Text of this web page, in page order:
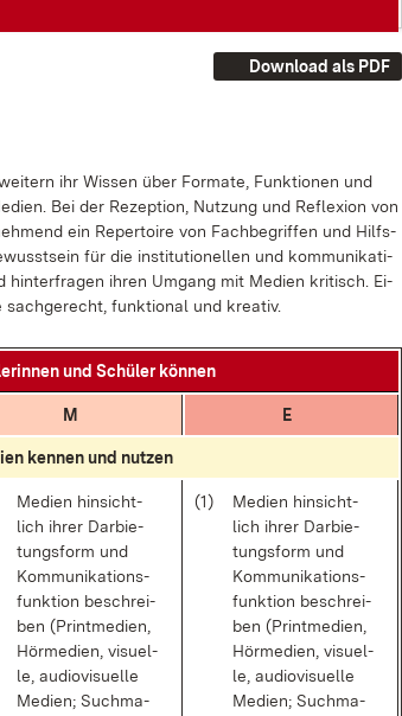
Download als PDF
ihr Wis­sen über For­ma­te, Funk­tio­nen und
Bei der Re­zep­ti­on, Nut­zung und Re­fle­xi­on von
ein Re­per­toire von Fach­be­grif­fen und Hilfs­
für die in­sti­tu­tio­nel­len und kom­mu­ni­ka­ti­
hin­ter­fra­gen ih­ren Um­gang mit Me­di­en kri­tisch. Ei­
funk­tio­nal und krea­tiv.
und Schü­ler kön­nen
M E
ken­nen und nut­zen
Me­di­en hin­sicht­
lich ih­rer Dar­bie­
tungs­form und
Kom­mu­ni­ka­ti­ons­
funk­ti­on be­schrei­
ben (Print­me­di­en,
Hör­me­di­en, vi­su­el­
le, au­dio­vi­su­el­le
Me­di­en; Such­ma­
(1)
Me­di­en hin­sicht­
lich ih­rer Dar­bie­
tungs­form und
Kom­mu­ni­ka­ti­ons­
funk­ti­on be­schrei­
ben (Print­me­di­en,
Hör­me­di­en, vi­su­el­
le, au­dio­vi­su­el­le
Me­di­en; Such­ma­